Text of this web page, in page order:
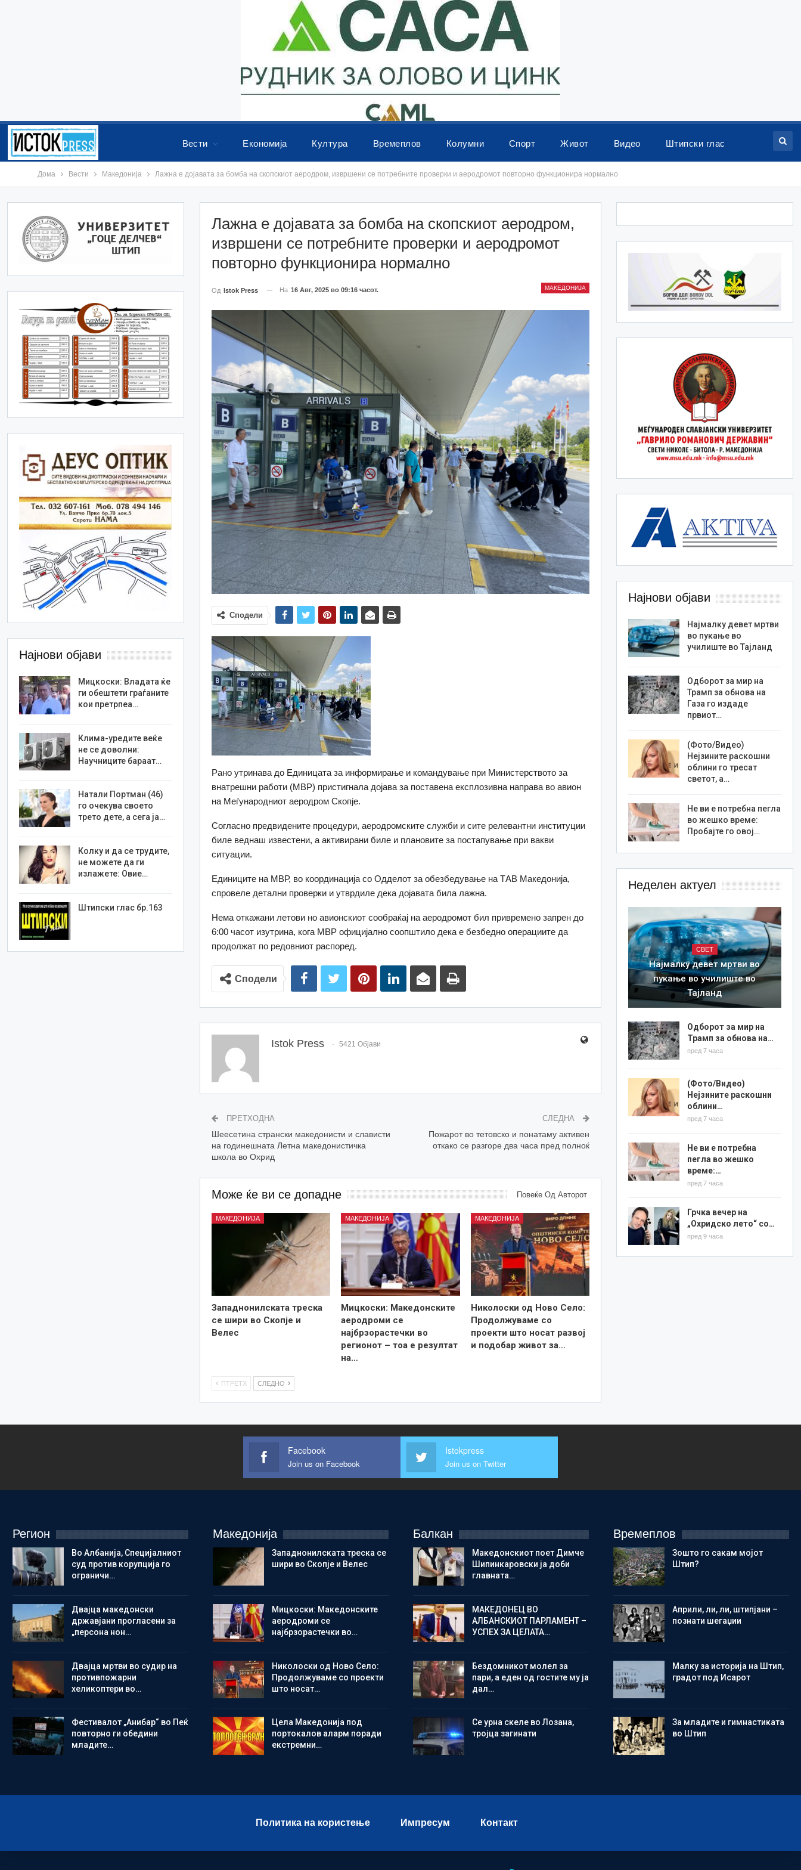
Вести Економија Култура Времеплов Колумни Спорт Живот Видео Штипски глас
Дома Вести Македонија Лажна е дојавата за бомба на скопскиот аеродром, извршени се потребните проверки и аеродромот повторно функционира нормално
Лажна е дојавата за бомба на скопскиот аеродром,
извршени се потребните проверки и аеродромот
повторно функционира нормално
МАКЕДОНИЈА
Од Istok Press На 16 Авг, 2025 во 09:16 часот.
Сподели
Рано утринава до Единицата за информирање и командување при Министерството за
внатрешни работи (МВР) пристигнала дојава за поставена експлозивна направа во авион
на Меѓународниот аеродром Скопје.
Согласно предвидените процедури, аеродромските служби и сите релевантни институции
биле веднаш известени, а активирани биле и плановите за постапување при вакви
ситуации.
Единиците на МВР, во координација со Одделот за обезбедување на ТАВ Македонија,
спровеле детални проверки и утврдиле дека дојавата била лажна.
Нема откажани летови но авионскиот сообраќај на аеродромот бил привремено запрен до
6:00 часот изутрина, кога МВР официјално соопштило дека е безбедно операциите да
продолжат по редовниот распоред.
Сподели
Istok Press 5421 Објави
ПРЕТХОДНА
Шеесетина странски македонисти и слависти
на годинешната Летна македонистичка
школа во Охрид
СЛЕДНА
Пожарот во тетовско и понатаму активен
откако се разгоре два часа пред полноќ
Може ќе ви се допадне Повеќе Од Авторот
МАКЕДОНИЈА
Западнонилската треска
се шири во Скопје и
Велес
МАКЕДОНИЈА
Мицкоски: Македонските
аеродроми се
најбрзорастечки во
регионот – тоа е резултат
на…
МАКЕДОНИЈА
Николоски од Ново Село:
Продолжуваме со
проекти што носат развој
и подобар живот за…
ПТРЕТХ СЛЕДНО
Најнови објави
Најмалку девет мртви
во пукање во
училиште во Тајланд
Одборот за мир на
Трамп за обнова на
Газа го издаде
првиот…
(Фото/Видео)
Нејзините раскошни
облини го тресат
светот, а…
Не ви е потребна пегла
во жешко време:
Пробајте го овој…
Неделен актуел
СВЕТ
Најмалку девет мртви во
пукање во училиште во
Тајланд
Одборот за мир на
Трамп за обнова на…
пред 7 часа
(Фото/Видео)
Нејзините раскошни
облини…
пред 7 часа
Не ви е потребна
пегла во жешко
време:…
пред 7 часа
Грчка вечер на
„Охридско лето“ со…
пред 9 часа
Најнови објави
Мицкоски: Владата ќе
ги обештети граѓаните
кои претрпеа…
Клима-уредите веќе
не се доволни:
Научниците бараат…
Натали Портман (46)
го очекува своето
трето дете, а сега ја…
Колку и да се трудите,
не можете да ги
излажете: Овие…
Штипски глас бр.163
Facebook
Join us on Facebook
Istokpress
Join us on Twitter
Регион
Во Албанија, Специјалниот
суд против корупција го
ограничи…
Двајца македонски
државјани прогласени за
„персона нон…
Двајца мртви во судир на
противпожарни
хеликоптери во…
Фестивалот „Анибар“ во Пеќ
повторно ги обедини
младите…
Македонија
Западнонилската треска се
шири во Скопје и Велес
Мицкоски: Македонските
аеродроми се
најбрзорастечки во…
Николоски од Ново Село:
Продолжуваме со проекти
што носат…
Цела Македонија под
портокалов аларм поради
екстремни…
Балкан
Македонскиот поет Димче
Шипинкаровски ја доби
главната…
МАКЕДОНЕЦ ВО
АЛБАНСКИОТ ПАРЛАМЕНТ –
УСПЕХ ЗА ЦЕЛАТА…
Бездомникот молел за
пари, а еден од гостите му ја
дал…
Се урна скеле во Лозана,
тројца загинати
Времеплов
Зошто го сакам мојот
Штип?
Aприли, ли, ли, штипјани –
познати шегаџии
Малку за историја на Штип,
градот под Исарот
Зa младите и гимнастиката
во Штип
Политика на користење Импресум Контакт